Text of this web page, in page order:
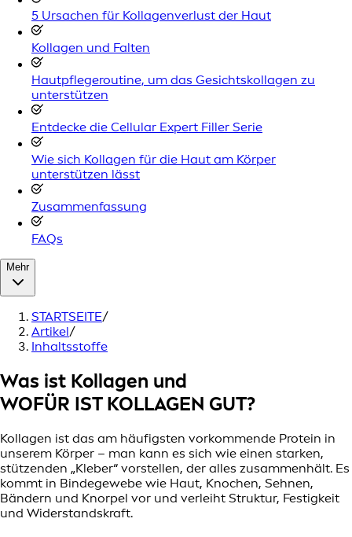
5 Ursachen für Kollagenverlust der Haut
Kollagen und Falten
Hautpflegeroutine, um das Gesichtskollagen zu
unterstützen
Entdecke die Cellular Expert Filler Serie
Wie sich Kollagen für die Haut am Körper
unterstützen lässt
Zusammenfassung
FAQs
Mehr
STARTSEITE/
Artikel/
Inhaltsstoffe
Was ist Kollagen und
WOFÜR IST KOLLAGEN GUT?
Kollagen ist das am häufigsten vorkommende Protein in
unserem Körper – man kann es sich wie einen starken,
stützenden „Kleber“ vorstellen, der alles zusammenhält. Es
kommt in Bindegewebe wie Haut, Knochen, Sehnen,
Bändern und Knorpel vor und verleiht Struktur, Festigkeit
und Widerstandskraft.